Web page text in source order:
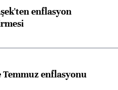
enflasyon
enflasyonu